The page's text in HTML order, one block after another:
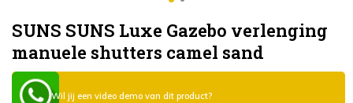
SUNS SUNS Luxe Gazebo verlenging
manuele shutters camel sand
Wil jij een video demo van dit product?